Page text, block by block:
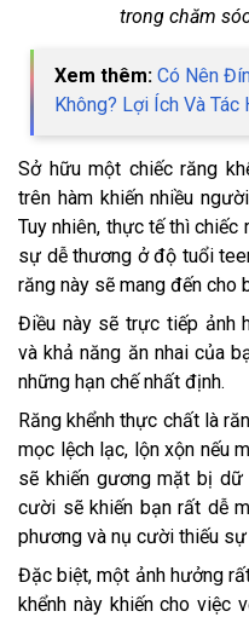
trong chăm
Xem thêm: Có Nên
Không? Lợi Ích Và Tác
Sở hữu một chiếc răng
trên hàm khiến nhiều
Tuy nhiên, thực tế thì chiếc
sự dễ thương ở độ tuổi
răng này sẽ mang đến cho
Điều này sẽ trực tiếp ảnh
và khả năng ăn nhai của
những hạn chế nhất định.
Răng khểnh thực chất là
mọc lệch lạc, lộn xộn nếu
sẽ khiến gương mặt bị
cười sẽ khiến bạn rất dễ
phương và nụ cười thiếu sự
Đặc biệt, một ảnh hưởng
khểnh này khiến cho việc